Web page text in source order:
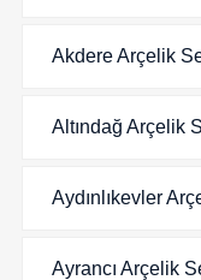
Akdere Arçelik
Altındağ Arçelik
Aydınlıkevler
Ayrancı Arçelik